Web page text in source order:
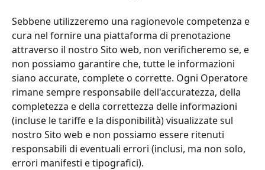
Sebbene utilizzeremo una ragionevole competenza e
cura nel fornire una piattaforma di prenotazione
attraverso il nostro Sito web, non verificheremo se, e
non possiamo garantire che, tutte le informazioni
siano accurate, complete o corrette. Ogni Operatore
rimane sempre responsabile dell'accuratezza, della
completezza e della correttezza delle informazioni
(incluse le tariffe e la disponibilità) visualizzate sul
nostro Sito web e non possiamo essere ritenuti
responsabili di eventuali errori (inclusi, ma non solo,
errori manifesti e tipografici).